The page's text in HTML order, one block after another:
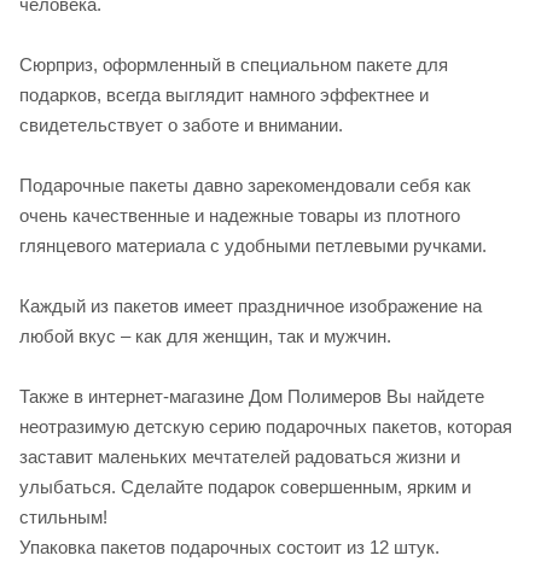
человека.
Сюрприз, оформленный в специальном пакете для
подарков, всегда выглядит намного эффектнее и
свидетельствует о заботе и внимании.
Подарочные пакеты давно зарекомендовали себя как
очень качественные и надежные товары из плотного
глянцевого материала с удобными петлевыми ручками.
Каждый из пакетов имеет праздничное изображение на
любой вкус – как для женщин, так и мужчин.
Также в интернет-магазине Дом Полимеров Вы найдете
неотразимую детскую серию подарочных пакетов, которая
заставит маленьких мечтателей радоваться жизни и
улыбаться. Сделайте подарок совершенным, ярким и
стильным!
Упаковка пакетов подарочных состоит из 12 штук.